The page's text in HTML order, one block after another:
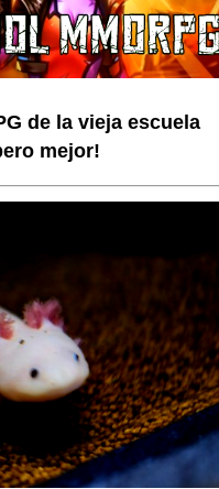
de la vieja escuela
mejor!